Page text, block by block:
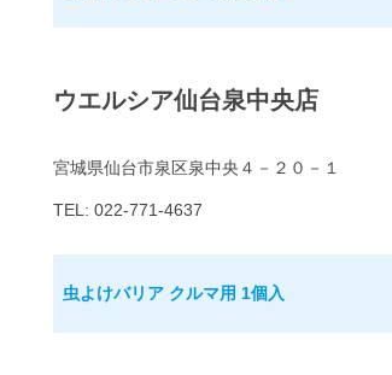
ウエルシア仙台泉中央店
宮城県仙台市泉区泉中央４－２０－１
TEL: 022-771-4637
虫よけバリア クルマ用 1個入